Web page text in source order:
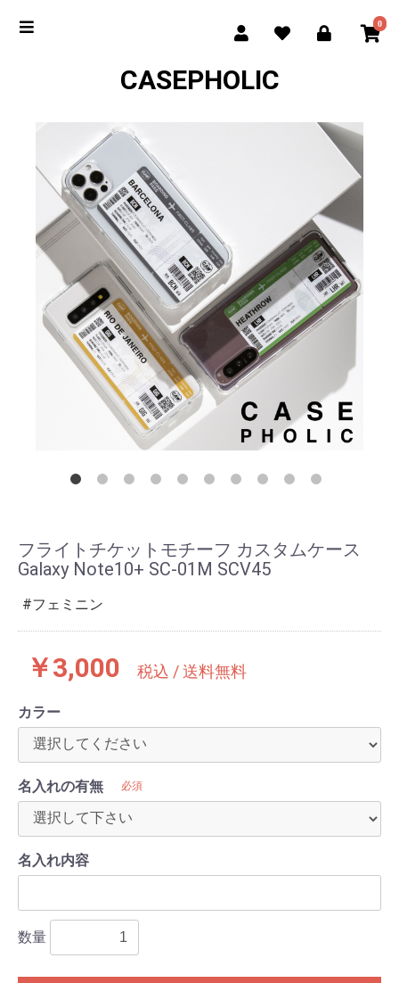
0
CASEPHOLIC
フライトチケットモチーフ カスタムケース
Galaxy Note10+ SC-01M SCV45
フェミニン
￥3,000 税込 / 送料無料
カラー
名入れの有無 必須
名入れ内容
数量